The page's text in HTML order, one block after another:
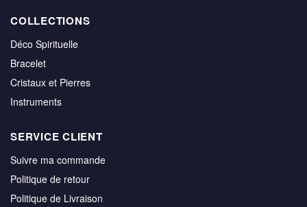
COLLECTIONS
Déco Spirituelle
Bracelet
Cristaux et Pierres
Instruments
SERVICE CLIENT
Suivre ma commande
Politique de retour
Politique de Livraison